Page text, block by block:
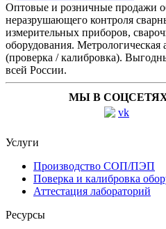
Оптовые и розничные продажи
неразрушающего контроля
измерительных приборов,
оборудования. Метрологическая
(проверка / калибровка).
всей России.
МЫ В
Услуги
Производство СОП/ПЭП
Поверка и калибровка
Аттестация лабораторий
Ресурсы